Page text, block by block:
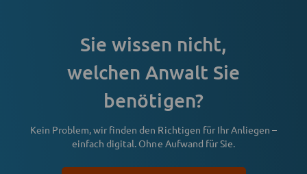
Sie wissen nicht,
welchen Anwalt Sie
benötigen?
Kein Problem, wir finden den Richtigen für Ihr Anliegen –
einfach digital. Ohne Aufwand für Sie.